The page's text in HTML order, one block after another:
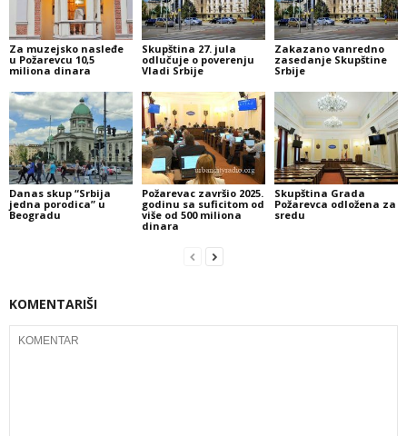
Za muzejsko nasleđe
u Požarevcu 10,5
miliona dinara
Skupština 27. jula
odlučuje o poverenju
Vladi Srbije
Zakazano vanredno
zasedanje Skupštine
Srbije
Danas skup “Srbija
jedna porodica” u
Beogradu
Požarevac završio 2025.
godinu sa suficitom od
više od 500 miliona
dinara
Skupština Grada
Požarevca odložena za
sredu
KOMENTARIŠI